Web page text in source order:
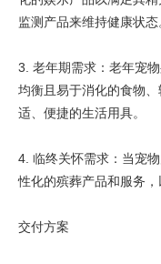
监测产品来维持健康状态
3. 老年期需求：老年宠
均衡且易于消化的食物
适、便捷的生活用具。
4. 临终关怀需求：当宠
性化的殡葬产品和服务，
交付方案